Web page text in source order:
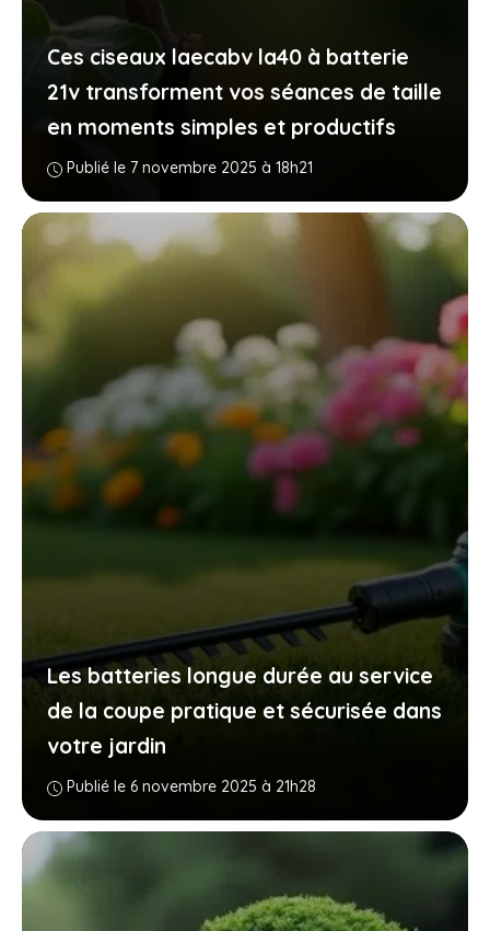
Ces ciseaux laecabv la40 à batterie
21v transforment vos séances de taille
en moments simples et productifs
Publié le 7 novembre 2025 à 18h21
Les batteries longue durée au service
de la coupe pratique et sécurisée dans
votre jardin
Publié le 6 novembre 2025 à 21h28